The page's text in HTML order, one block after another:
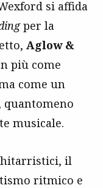
si affida
per la
Aglow &
più come
come un
quantomeno
musicale.
il
ritmico e